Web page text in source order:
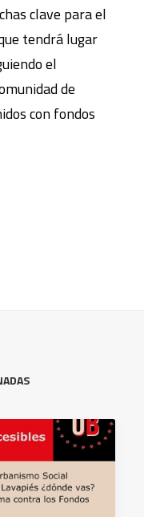
clave para el
tendrá lugar
el
de
con fondos